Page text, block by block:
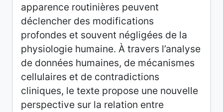
apparence routinières peuvent
déclencher des modifications
profondes et souvent négligées de la
physiologie humaine. À travers l’analyse
de données humaines, de mécanismes
cellulaires et de contradictions
cliniques, le texte propose une nouvelle
perspective sur la relation entre